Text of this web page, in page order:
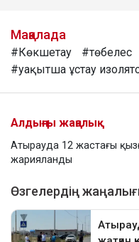
Мақалада
#Көкшетау #төбелес
#уақытша ұстау
Алдыңғы жаңалық
Атырауда 12 жастағы
жарияланды